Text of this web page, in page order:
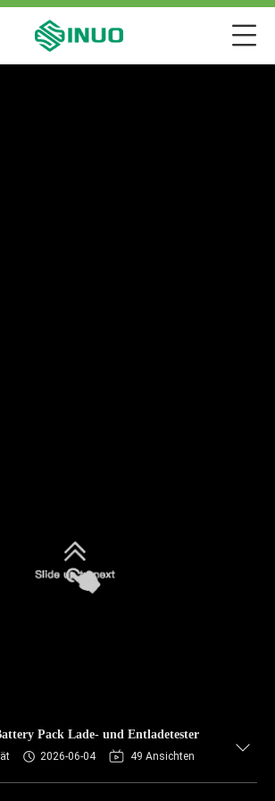
Pack Lade- und Entladetester
2026-06-04 49 Ansichten